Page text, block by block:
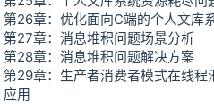
第26章：优化面向C端的个人文库
第27章：消息堆积问题场景分析
第28章：消息堆积问题解决方案
第29章：生产者消费者模式在线程
应用